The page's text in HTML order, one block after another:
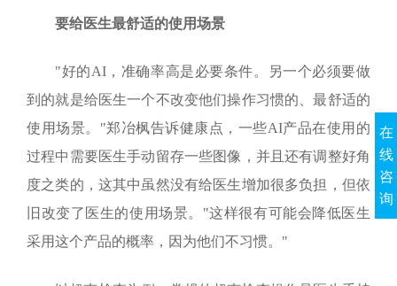
要给医生最舒适的使用场景
"好的AI，准确率高是必要条件。另一个必须要做
到的就是给医生一个不改变他们操作习惯的、最舒适的
使用场景。"郑冶枫告诉健康点，一些AI产品在使用的
过程中需要医生手动留存一些图像，并且还有调整好角
度之类的，这其中虽然没有给医生增加很多负担，但依
旧改变了医生的使用场景。"这样很有可能会降低医生
采用这个产品的概率，因为他们不习惯。"
在
线
咨
询